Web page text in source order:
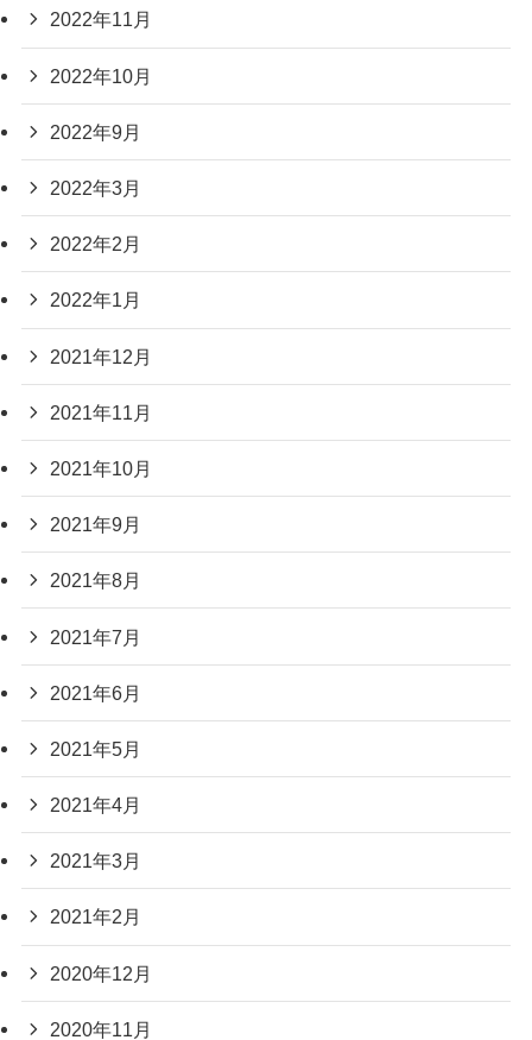
2022年11月
2022年10月
2022年9月
2022年3月
2022年2月
2022年1月
2021年12月
2021年11月
2021年10月
2021年9月
2021年8月
2021年7月
2021年6月
2021年5月
2021年4月
2021年3月
2021年2月
2020年12月
2020年11月